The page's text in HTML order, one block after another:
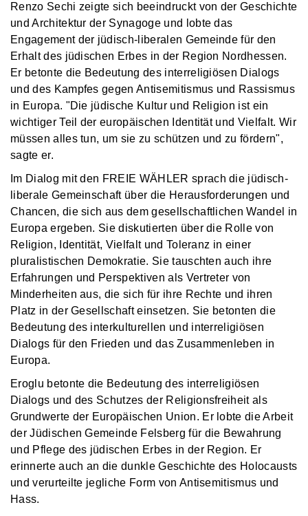
Renzo Sechi zeigte sich beeindruckt von der Geschichte
und Architektur der Synagoge und lobte das
Engagement der jüdisch-liberalen Gemeinde für den
Erhalt des jüdischen Erbes in der Region Nordhessen.
Er betonte die Bedeutung des interreligiösen Dialogs
und des Kampfes gegen Antisemitismus und Rassismus
in Europa. "Die jüdische Kultur und Religion ist ein
wichtiger Teil der europäischen Identität und Vielfalt. Wir
müssen alles tun, um sie zu schützen und zu fördern",
sagte er.
Im Dialog mit den FREIE WÄHLER sprach die jüdisch-
liberale Gemeinschaft über die Herausforderungen und
Chancen, die sich aus dem gesellschaftlichen Wandel in
Europa ergeben. Sie diskutierten über die Rolle von
Religion, Identität, Vielfalt und Toleranz in einer
pluralistischen Demokratie. Sie tauschten auch ihre
Erfahrungen und Perspektiven als Vertreter von
Minderheiten aus, die sich für ihre Rechte und ihren
Platz in der Gesellschaft einsetzen. Sie betonten die
Bedeutung des interkulturellen und interreligiösen
Dialogs für den Frieden und das Zusammenleben in
Europa.
Eroglu betonte die Bedeutung des interreligiösen
Dialogs und des Schutzes der Religionsfreiheit als
Grundwerte der Europäischen Union. Er lobte die Arbeit
der Jüdischen Gemeinde Felsberg für die Bewahrung
und Pflege des jüdischen Erbes in der Region. Er
erinnerte auch an die dunkle Geschichte des Holocausts
und verurteilte jegliche Form von Antisemitismus und
Hass.